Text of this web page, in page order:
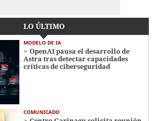
LO ÚLTIMO
MODELO DE IA
OpenAI pausa el desarrollo de
Astra tras detectar capacidades
críticas de ciberseguridad
COMUNICADO